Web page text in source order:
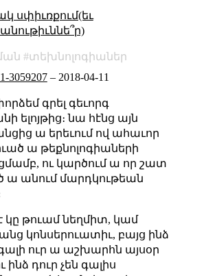
սփիւռքում(եւ
տեխնոլոգիաներ
3059207– 2018-04-11
գրել գեւորգ
ելոյթից։ նա հէնց այն
ա երեւում ով ահաւոր
ա թեքնոլոգիաների
ու կարծում ա որ շատ
ա անում մարդկութեան
կը թուամ նեղմիտ, կամ
կոնսերուատիւ, բայց ինձ
գալի ուր ա աշխարհն այսօր
ինձ դուր չեն գալիս